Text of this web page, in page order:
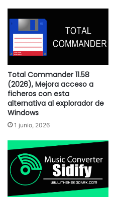
Total Commander 11.58
(2026), Mejora acceso a
ficheros con esta
alternativa al explorador de
Windows
1 junio, 2026